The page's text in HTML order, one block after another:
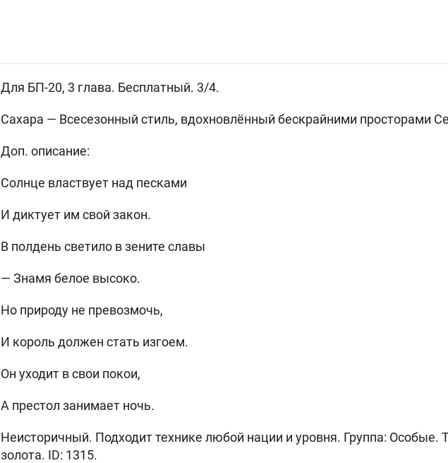
Для БП-20, 3 глава. Бесплатный. 3/4.
Сахара — Всесезонный стиль, вдохновлённый бескрайними просторами
Доп. описание:
Солнце властвует над песками
И диктует им свой закон.
В полдень светило в зените славы
— Знамя белое высоко.
Но природу не превозмочь,
И король должен стать изгоем.
Он уходит в свои покои,
А престол занимает ночь.
Неисторичный. Подходит технике любой нации и уровня. Группа: Особые.
золота. ID: 1315.